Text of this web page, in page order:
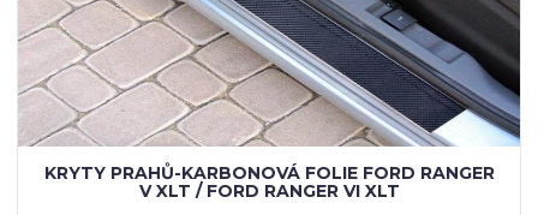
KRYTY PRAHŮ-KARBONOVÁ FOLIE FORD RANGER
V XLT / FORD RANGER VI XLT